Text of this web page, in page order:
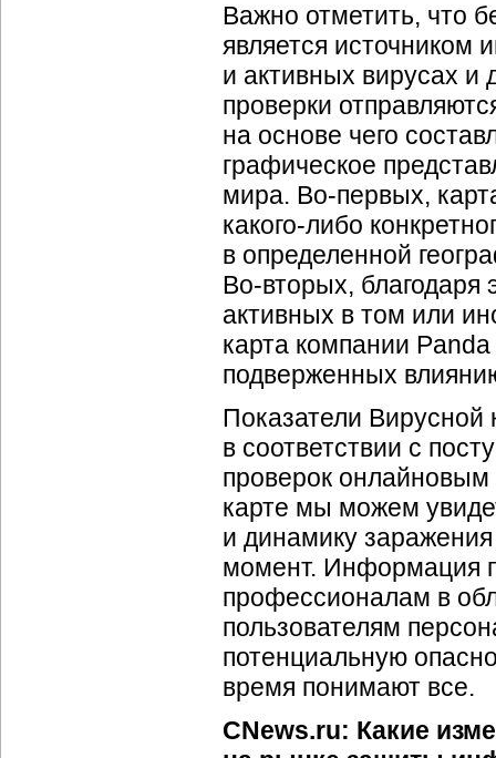
Важно отметить, что
является
и активных вирусах и
проверки
на основе чего
графическое
мира. Во-первых,
какого-либо
в определенной
Во-вторых, благодаря
активных в том или
карта компании
подверженных
Показатели
в соответствии с
проверок онлайновым
карте мы можем
и динамику
момент. Информация
профессионалам в
пользователям
потенциальную
время понимают все.
CNews.ru: Какие